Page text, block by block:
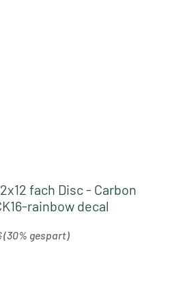
fach Disc - Carbon
rainbow decal
(30% gespart)